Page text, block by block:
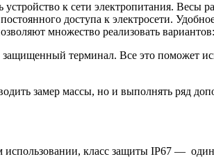
к сети электропитания. Весы
доступа к электросети.
множество реализовать вариантов:
терминал. Все это поможет
замер массы, но и выполнять ряд
использовании, класс защиты IP67 —